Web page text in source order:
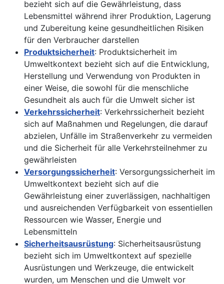
bezieht sich auf die Gewährleistung, dass
Lebensmittel während ihrer Produktion, Lagerung
und Zubereitung keine gesundheitlichen Risiken
für den Verbraucher darstellen
Produktsicherheit: Produktsicherheit im
Umweltkontext bezieht sich auf die Entwicklung,
Herstellung und Verwendung von Produkten in
einer Weise, die sowohl für die menschliche
Gesundheit als auch für die Umwelt sicher ist
Verkehrssicherheit: Verkehrssicherheit bezieht
sich auf Maßnahmen und Regelungen, die darauf
abzielen, Unfälle im Straßenverkehr zu vermeiden
und die Sicherheit für alle Verkehrsteilnehmer zu
gewährleisten
Versorgungssicherheit: Versorgungssicherheit im
Umweltkontext bezieht sich auf die
Gewährleistung einer zuverlässigen, nachhaltigen
und ausreichenden Verfügbarkeit von essentiellen
Ressourcen wie Wasser, Energie und
Lebensmitteln
Sicherheitsausrüstung: Sicherheitsausrüstung
bezieht sich im Umweltkontext auf spezielle
Ausrüstungen und Werkzeuge, die entwickelt
wurden, um Menschen und die Umwelt vor